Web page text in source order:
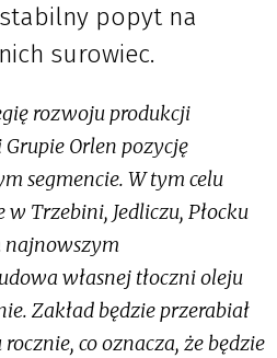
popyt na
surowiec.
rozwoju produkcji
Orlen pozycję
segmencie. W tym celu
Trzebini, Jedliczu, Płocku
najnowszym
własnej tłoczni oleju
Zakład będzie przerabiał
co oznacza, że będzie